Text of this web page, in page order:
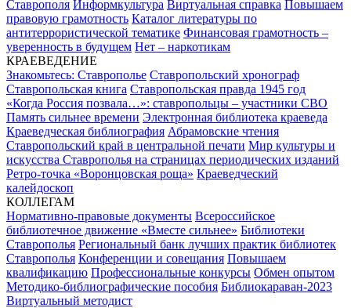
Ставрополя Информкультура Виртуальная справка Повышаем
правовую грамотность Каталог литературы по
антитеррористической тематике Финансовая грамотность –
уверенность в будущем Нет – наркотикам
КРАЕВЕДЕНИЕ
Знакомьтесь: Ставрополье Ставропольский хронограф
Ставропольская книга Ставропольская правда 1945 год
«Когда Россия позвала…»: ставропольцы – участники СВО
Память сильнее времени Электронная библиотека краеведа
Краеведческая библиография Абрамовские чтения
Ставропольский край в центральной печати Мир культуры и
искусства Ставрополья на страницах периодических изданий
Ретро-точка «Воронцовская роща» Краеведческий
калейдоскоп
КОЛЛЕГАМ
Нормативно-правовые документы Всероссийское
библиотечное движение «Вместе сильнее» Библиотеки
Ставрополья Региональный банк лучших практик библиотек
Ставрополья Конференции и совещания Повышаем
квалификацию Профессиональные конкурсы Обмен опытом
Методико-библиографические пособия Библиокараван-2023
Виртуальный методист